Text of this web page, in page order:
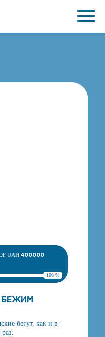
UAH400000
106 %
БЕЖИМ
бегут, как и в